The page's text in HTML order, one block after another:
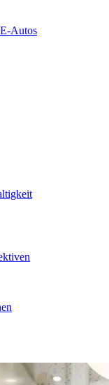
Autos